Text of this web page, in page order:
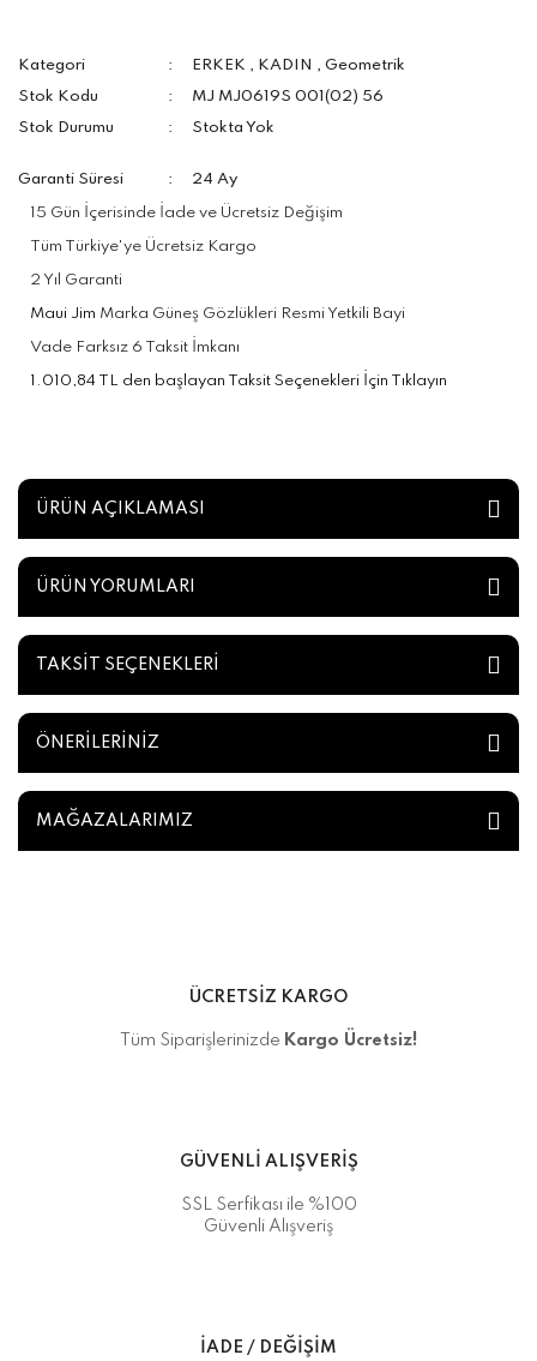
Kategori ERKEK , KADIN ,Geometrik
Stok Kodu
MJ MJ0619S 001(02) 56
Stok Durumu
Stokta Yok
Garanti Süresi 24 Ay
15 Gün İçerisinde İade ve Ücretsiz Değişim
Tüm Türkiye'ye Ücretsiz Kargo
2 Yıl Garanti
Maui Jim Marka Güneş Gözlükleri Resmi Yetkili Bayi
Vade Farksız 6 Taksit İmkanı
1.010,84 TL den başlayan Taksit Seçenekleri İçin Tıklayın
ÜRÜN AÇIKLAMASI
ÜRÜN YORUMLARI
TAKSİT SEÇENEKLERİ
ÖNERİLERİNİZ
MAĞAZALARIMIZ
ÜCRETSİZ KARGO
Tüm Siparişlerinizde Kargo Ücretsiz!
GÜVENLİ ALIŞVERİŞ
SSL Serfikası ile %100
Güvenli Alışveriş
İADE / DEĞİŞİM